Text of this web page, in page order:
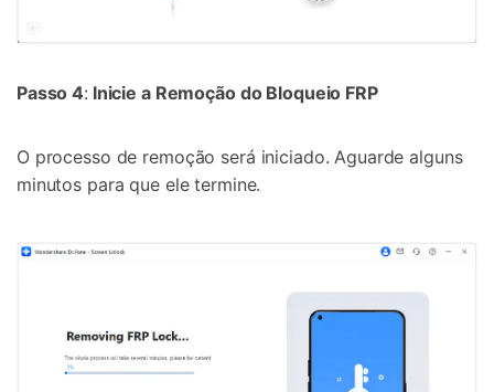
Passo 4: Inicie a Remoção do Bloqueio FRP
O processo de remoção será iniciado. Aguarde alguns
minutos para que ele termine.